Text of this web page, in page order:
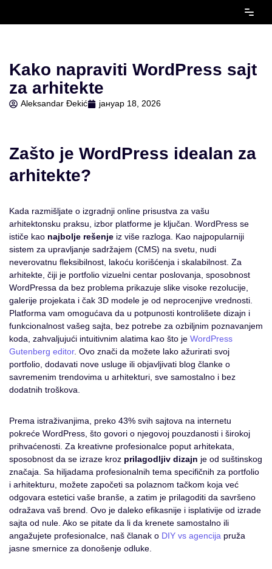
садржај
Kako napraviti WordPress sajt
za arhitekte
Aleksandar Đekić јануар 18, 2026
Zašto je WordPress idealan za
arhitekte?
Kada razmišljate o izgradnji online prisustva za vašu
arhitektonsku praksu, izbor platforme je ključan. WordPress se
ističe kao najbolje rešenje iz više razloga. Kao najpopularniji
sistem za upravljanje sadržajem (CMS) na svetu, nudi
neverovatnu fleksibilnost, lakoću korišćenja i skalabilnost. Za
arhitekte, čiji je portfolio vizuelni centar poslovanja, sposobnost
WordPressa da bez problema prikazuje slike visoke rezolucije,
galerije projekata i čak 3D modele je od neprocenjive vrednosti.
Platforma vam omogućava da u potpunosti kontrolišete dizajn i
funkcionalnost vašeg sajta, bez potrebe za ozbiljnim poznavanjem
koda, zahvaljujući intuitivnim alatima kao što je WordPress
Gutenberg editor. Ovo znači da možete lako ažurirati svoj
portfolio, dodavati nove usluge ili objavljivati blog članke o
savremenim trendovima u arhitekturi, sve samostalno i bez
dodatnih troškova.
Prema istraživanjima, preko 43% svih sajtova na internetu
pokreće WordPress, što govori o njegovoj pouzdanosti i širokoj
prihvaćenosti. Za kreativne profesionalce poput arhitekata,
sposobnost da se izraze kroz prilagodljiv dizajn je od suštinskog
značaja. Sa hiljadama profesionalnih tema specifičnih za portfolio
i arhitekturu, možete započeti sa polaznom tačkom koja već
odgovara estetici vaše branše, a zatim je prilagoditi da savršeno
odražava vaš brend. Ovo je daleko efikasnije i isplativije od izrade
sajta od nule. Ako se pitate da li da krenete samostalno ili
angažujete profesionalce, naš članak o DIY vs agencija pruža
jasne smernice za donošenje odluke.